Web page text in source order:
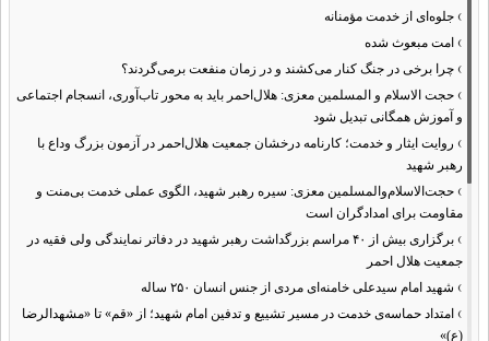
› جلوه‌ای از خدمت مؤمنانه
› امت مبعوث شده
› چرا برخی در جنگ کنار می‌کشند و در زمان منفعت برمی‌گردند؟
› حجت الاسلام و المسلمین معزی: هلال‌احمر باید به محور تاب‌آوری، انسجام اجتماعی
و آموزش همگانی تبدیل شود
› روایت ایثار و خدمت؛ کارنامه درخشان جمعیت هلال‌احمر در آزمون بزرگ وداع با
رهبر شهید
› حجت‌الاسلام‌والمسلمین معزی: سیره رهبر شهید، الگوی عملی خدمت بی‌منت و
مقاومت برای امدادگران است
›
برگزاری بیش از ۴۰ مراسم بزرگداشت رهبر شهید در دفاتر نمایندگی ولی فقیه در
جمعیت هلال احمر
› شهید امام سیدعلی خامنه‌ای مردی از جنس انسان ۲۵۰ ساله
› امتداد حماسه‌ی خدمت در مسیر تشییع و تدفین امام شهید؛ از «قم» تا «مشهدالرضا
(ع)»